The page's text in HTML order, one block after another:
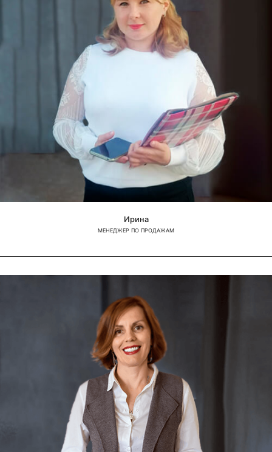
Ирина
МЕНЕДЖЕР ПО ПРОДАЖАМ